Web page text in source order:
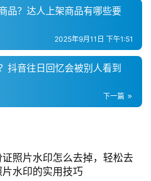
品？达人上架商品有哪些要
2025年9月11日 下午1:51
抖音往日回忆会被别人看到
下一篇
证照片水印怎么去掉，轻松去
片水印的实用技巧